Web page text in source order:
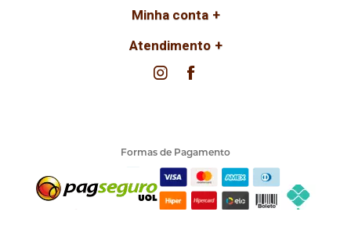
Minha conta
Atendimento
Formas de Pagamento